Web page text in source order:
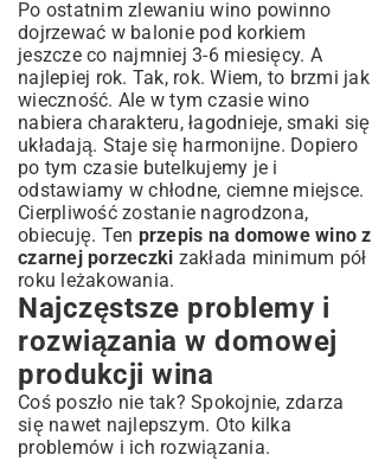
Po ostatnim zlewaniu wino powinno
dojrzewać w balonie pod korkiem
jeszcze co najmniej 3-6 miesięcy. A
najlepiej rok. Tak, rok. Wiem, to brzmi jak
wieczność. Ale w tym czasie wino
nabiera charakteru, łagodnieje, smaki się
układają. Staje się harmonijne. Dopiero
po tym czasie butelkujemy je i
odstawiamy w chłodne, ciemne miejsce.
Cierpliwość zostanie nagrodzona,
obiecuję. Ten przepis na domowe wino z
czarnej porzeczki zakłada minimum pół
roku leżakowania.
Najczęstsze problemy i
rozwiązania w domowej
produkcji wina
Coś poszło nie tak? Spokojnie, zdarza
się nawet najlepszym. Oto kilka
problemów i ich rozwiązania.